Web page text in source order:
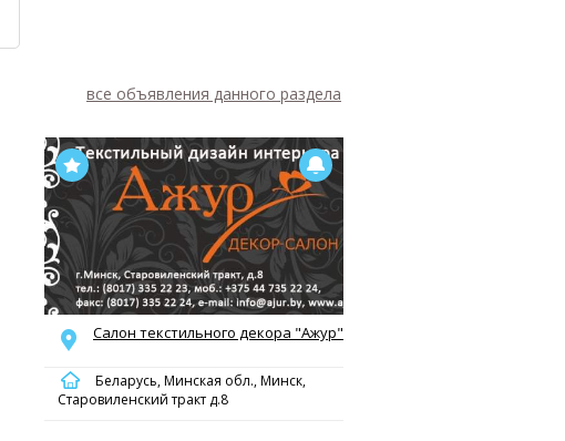
все объявления данного раздела
Салон текстильного декора "Ажур"
Беларусь, Минская обл., Минск,
Старовиленский тракт д.8